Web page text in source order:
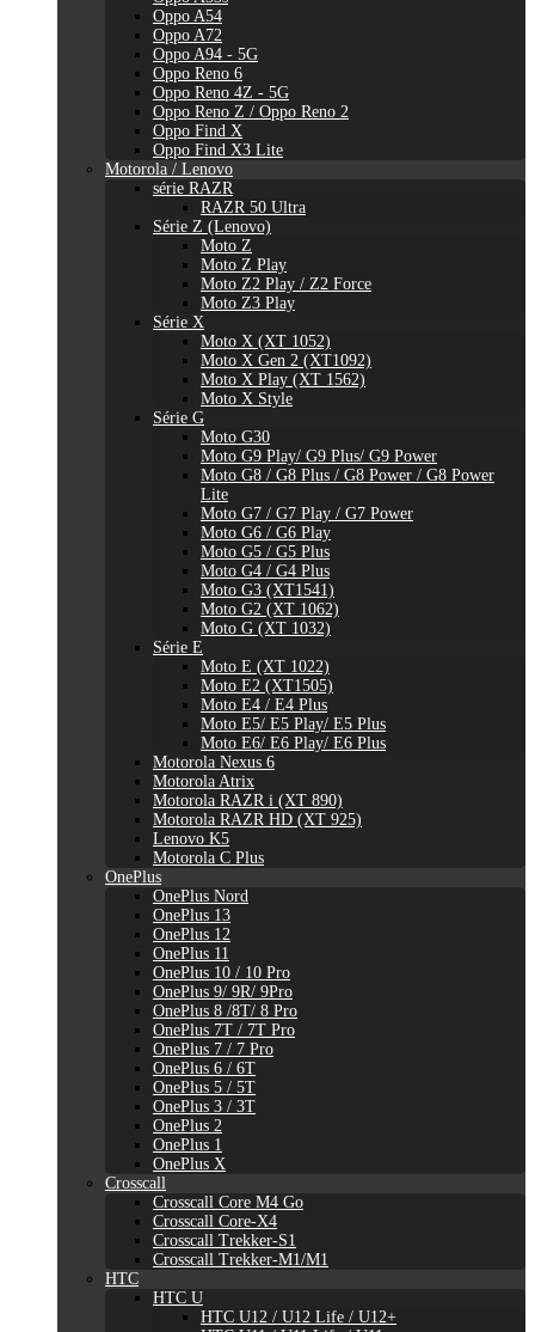
Oppo A54
Oppo A72
Oppo A94 - 5G
Oppo Reno 6
Oppo Reno 4Z - 5G
Oppo Reno Z / Oppo Reno 2
Oppo Find X
Oppo Find X3 Lite
Motorola / Lenovo
série RAZR
RAZR 50 Ultra
Série Z (Lenovo)
Moto Z
Moto Z Play
Moto Z2 Play / Z2 Force
Moto Z3 Play
Série X
Moto X (XT 1052)
Moto X Gen 2 (XT1092)
Moto X Play (XT 1562)
Moto X Style
Série G
Moto G30
Moto G9 Play/ G9 Plus/ G9 Power
Moto G8 / G8 Plus / G8 Power / G8 Power
Lite
Moto G7 / G7 Play / G7 Power
Moto G6 / G6 Play
Moto G5 / G5 Plus
Moto G4 / G4 Plus
Moto G3 (XT1541)
Moto G2 (XT 1062)
Moto G (XT 1032)
Série E
Moto E (XT 1022)
Moto E2 (XT1505)
Moto E4 / E4 Plus
Moto E5/ E5 Play/ E5 Plus
Moto E6/ E6 Play/ E6 Plus
Motorola Nexus 6
Motorola Atrix
Motorola RAZR i (XT 890)
Motorola RAZR HD (XT 925)
Lenovo K5
Motorola C Plus
OnePlus
OnePlus Nord
OnePlus 13
OnePlus 12
OnePlus 11
OnePlus 10 / 10 Pro
OnePlus 9/ 9R/ 9Pro
OnePlus 8 /8T/ 8 Pro
OnePlus 7T / 7T Pro
OnePlus 7 / 7 Pro
OnePlus 6 / 6T
OnePlus 5 / 5T
OnePlus 3 / 3T
OnePlus 2
OnePlus 1
OnePlus X
Crosscall
Crosscall Core M4 Go
Crosscall Core-X4
Crosscall Trekker-S1
Crosscall Trekker-M1/M1
HTC
HTC U
HTC U12 / U12 Life / U12+